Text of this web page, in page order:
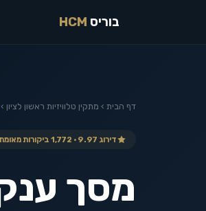
בוריס HCM
דף הבית › מתקין טלוויזיות ראשון לציון ›
דירוג 9.97 · 1,772 ביקורות מאומתות · מידרג
מסך